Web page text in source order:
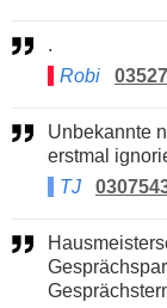
.
Robi
Unbekannte nummer aus berlin. ruft mehrfach an. habe
erstmal
TJ
Hausmeisterservice, insistierend, verschiedene